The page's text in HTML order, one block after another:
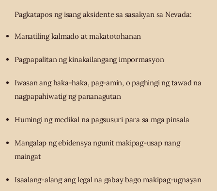
Pagkatapos ng isang aksidente sa sasakyan sa Nevada:
Manatiling kalmado at makatotohanan
Pagpapalitan ng kinakailangang impormasyon
Iwasan ang haka-haka, pag-amin, o paghingi ng tawad na
nagpapahiwatig ng pananagutan
Humingi ng medikal na pagsusuri para sa mga pinsala
Mangalap ng ebidensya ngunit makipag-usap nang
maingat
Isaalang-alang ang legal na gabay bago makipag-ugnayan